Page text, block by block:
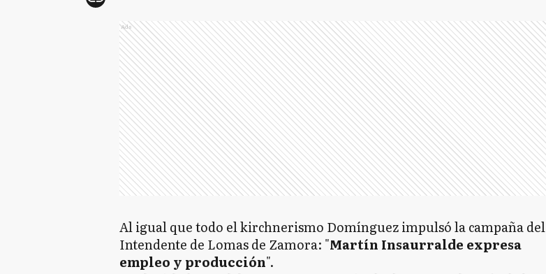
Ads
Al igual que todo el kirchnerismo Domínguez impulsó la campaña del
Intendente de Lomas de Zamora: "Martín Insaurralde expresa
empleo y producción".